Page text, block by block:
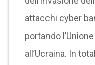
attacchi cyber
portando
all’Ucraina. In